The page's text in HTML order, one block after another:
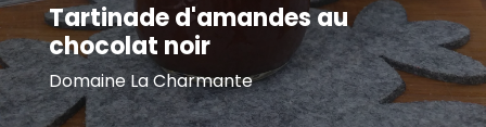
Tartinade d'amandes au
chocolat noir
Domaine La Charmante